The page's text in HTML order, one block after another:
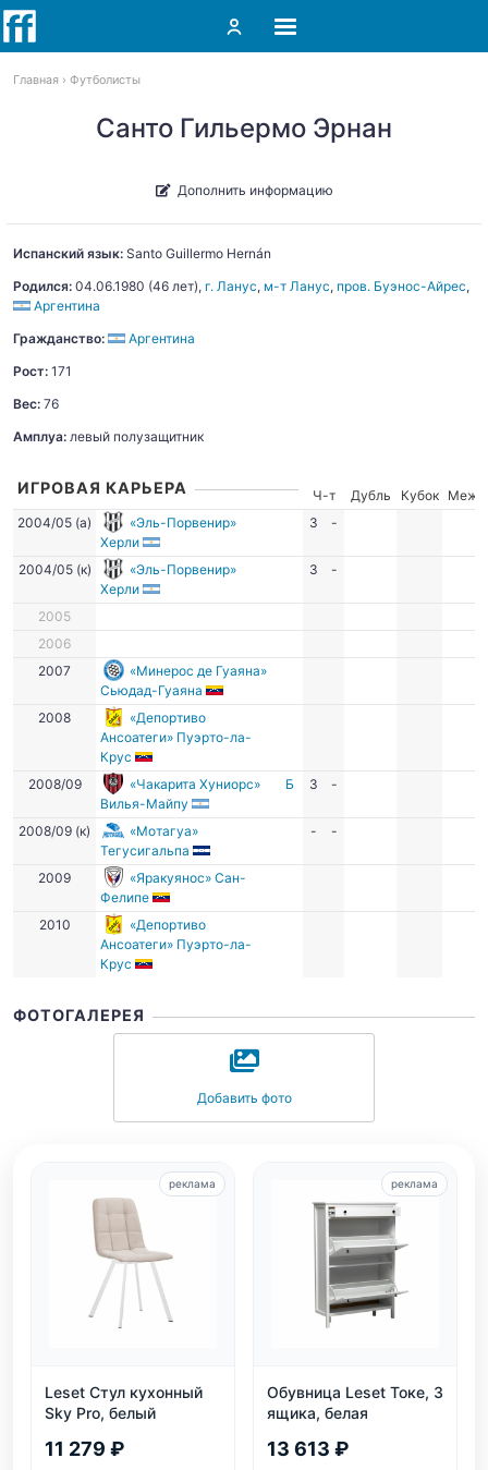
Главная Футболисты
Санто Гильермо Эрнан
Дополнить информацию
Испанский язык: Santo Guillermo Hernán
Родился: 04.06.1980 (46 лет), г. Ланус, м-т Ланус, пров. Буэнос-Айрес,
Аргентина
Гражданство:
Аргентина
Рост: 171
Вес: 76
Амплуа: левый полузащитник
ИГРОВАЯ КАРЬЕРА Ч-т Дубль Кубок
Межд.
2004/05 (а)
«Эль-Порвенир»
Херли
3 -
2004/05 (к)
«Эль-Порвенир»
Херли
3 -
2005
2006
2007
«Минерос де Гуаяна»
Сьюдад-Гуаяна
2008
«Депортиво
Ансоатеги» Пуэрто-ла-
Крус
2008/09
«Чакарита Хуниорс»
Вилья-Майпу
Б 3 -
2008/09 (к)
«Мотагуа»
Тегусигальпа
- -
2009
«Яракуянос» Сан-
Фелипе
2010
«Депортиво
Ансоатеги» Пуэрто-ла-
Крус
ФОТОГАЛЕРЕЯ
Добавить фото
Leset Стул кухонный
Sky Pro, белый
11 279 ₽
реклама
Обувница Leset Токе, 3
ящика, белая
13 613 ₽
реклама